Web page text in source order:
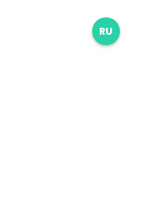
RU